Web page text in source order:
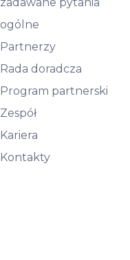
ogólne
Partnerzy
Rada doradcza
Program partnerski
Zespół
Kariera
Kontakty